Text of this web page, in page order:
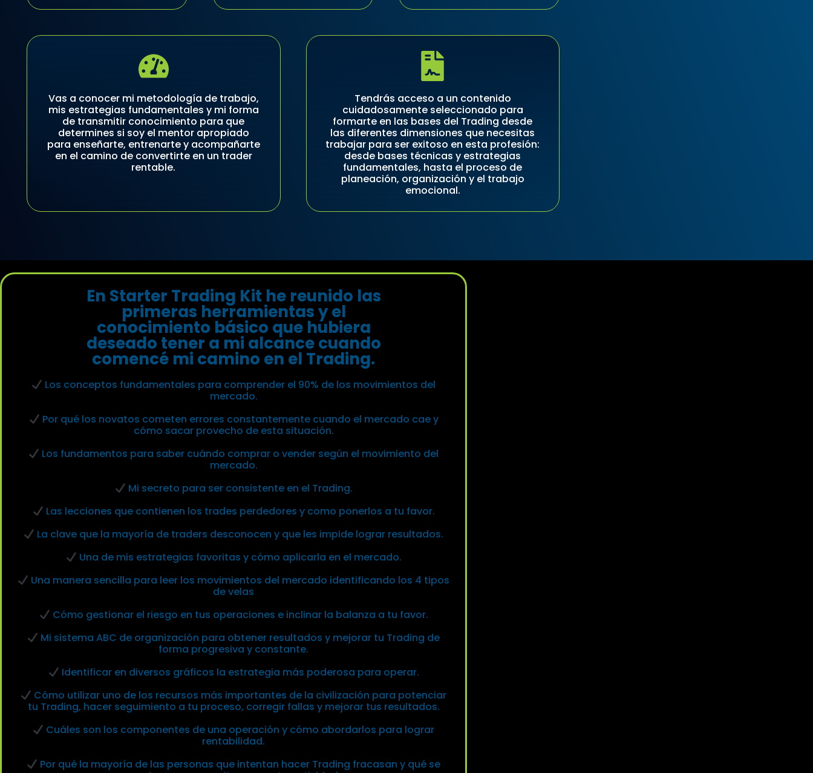
Vas a conocer mi metodología de trabajo,
mis estrategias fundamentales y mi forma
de transmitir conocimiento para que
determines si soy el mentor apropiado
para enseñarte, entrenarte y acompañarte
en el camino de convertirte en un trader
rentable.
Tendrás acceso a un contenido
cuidadosamente seleccionado para
formarte en las bases del Trading desde
las diferentes dimensiones que necesitas
trabajar para ser exitoso en esta profesión:
desde bases técnicas y estrategias
fundamentales, hasta el proceso de
planeación, organización y el trabajo
emocional.
En Starter Trading Kit he reunido las
primeras herramientas y el
conocimiento básico que hubiera
deseado tener a mi alcance cuando
comencé mi camino en el Trading.
Los conceptos fundamentales para comprender el 90% de los movimientos del
mercado.
Por qué los novatos cometen errores constantemente cuando el mercado cae y
cómo sacar provecho de esta situación.
Los fundamentos para saber cuándo comprar o vender según el movimiento del
mercado.
Mi secreto para ser consistente en el Trading.
Las lecciones que contienen los trades perdedores y como ponerlos a tu favor.
La clave que la mayoría de traders desconocen y que les impide lograr resultados.
Una de mis estrategias favoritas y cómo aplicarla en el mercado.
Una manera sencilla para leer los movimientos del mercado identificando los 4 tipos
de velas
Cómo gestionar el riesgo en tus operaciones e inclinar la balanza a tu favor.
Mi sistema ABC de organización para obtener resultados y mejorar tu Trading de
forma progresiva y constante.
Identificar en diversos gráficos la estrategia más poderosa para operar.
Cómo utilizar uno de los recursos más importantes de la civilización para potenciar
tu Trading, hacer seguimiento a tu proceso, corregir fallas y mejorar tus resultados.
Cuáles son los componentes de una operación y cómo abordarlos para lograr
rentabilidad.
Por qué la mayoría de las personas que intentan hacer Trading fracasan y qué se